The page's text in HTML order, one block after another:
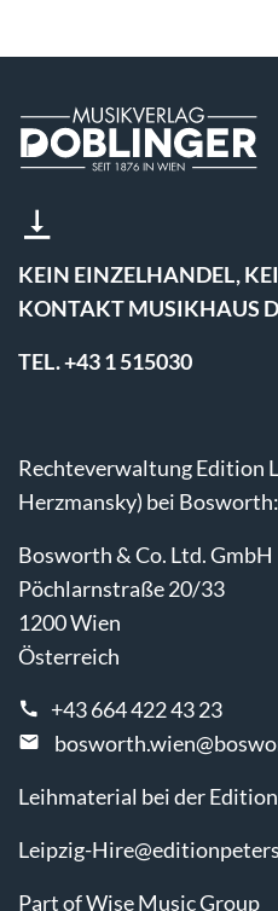
KEIN EINZELHANDEL,
KONTAKT MUSIKHAUS
TEL. +43 1 515030
Rechteverwaltung Edition
Herzmansky) bei Bosworth:
Bosworth & Co. Ltd. GmbH
Pöchlarnstraße 20/33
1200 Wien
Österreich
+43 664 422 43 23
Leihmaterial bei der
Leipzig-
Part of Wise Music Group